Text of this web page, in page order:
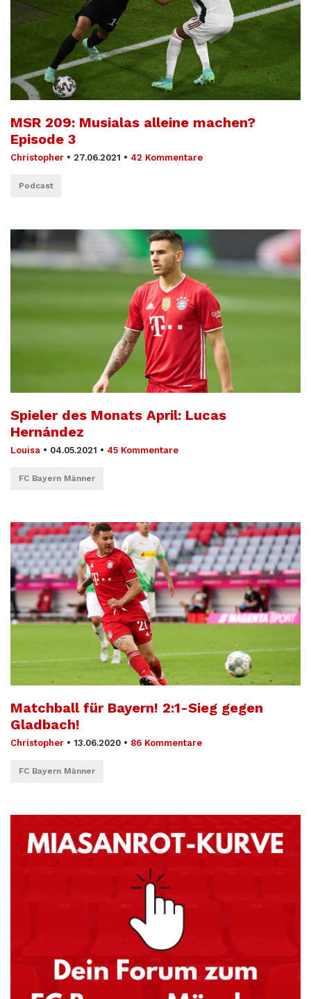
MSR 209: Musialas alleine machen?
Episode 3
Christopher • 27.06.2021 • 42 Kommentare
Podcast
Spieler des Monats April: Lucas
Hernández
Louisa • 04.05.2021 • 45 Kommentare
FC Bayern Männer
Matchball für Bayern! 2:1-Sieg gegen
Gladbach!
Christopher • 13.06.2020 • 86 Kommentare
FC Bayern Männer